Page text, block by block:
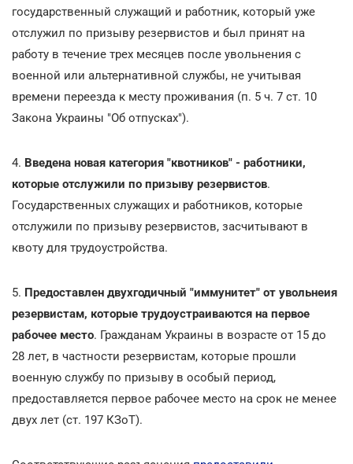
государственный служащий и работник, который уже
отслужил по призыву резервистов и был принят на
работу в течение трех месяцев после увольнения с
военной или альтернативной службы, не учитывая
времени переезда к месту проживания (п. 5 ч. 7 ст. 10
Закона Украины "Об отпусках").
4. Введена новая категория "квотников" - работники,
которые отслужили по призыву резервистов.
Государственных служащих и работников, которые
отслужили по призыву резервистов, засчитывают в
квоту для трудоустройства.
5. Предоставлен двухгодичный "иммунитет" от увольнеия
резервистам, которые трудоустраиваются на первое
рабочее место. Гражданам Украины в возрасте от 15 до
28 лет, в частности резервистам, которые прошли
военную службу по призыву в особый период,
предоставляется первое рабочее место на срок не менее
двух лет (ст. 197 КЗоТ).